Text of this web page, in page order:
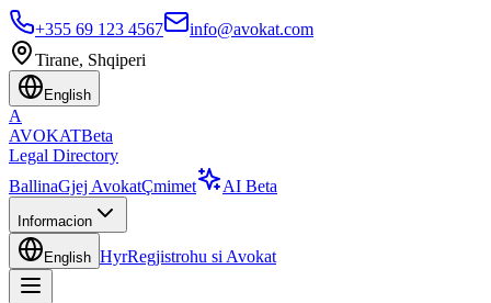
+355 69 123 4567
info@avokat.com
Tirane, Shqiperi
English
A
AVOKATBeta
Legal Directory
BallinaGjej AvokatÇmimet AI Beta
Informacion
English HyrRegjistrohu si Avokat